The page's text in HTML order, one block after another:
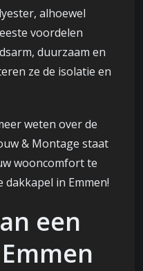
alhoewel
voordelen
duurzaam en
ze de isolatie en
weten over de
& Montage staat
wooncomfort te
in Emmen!
een